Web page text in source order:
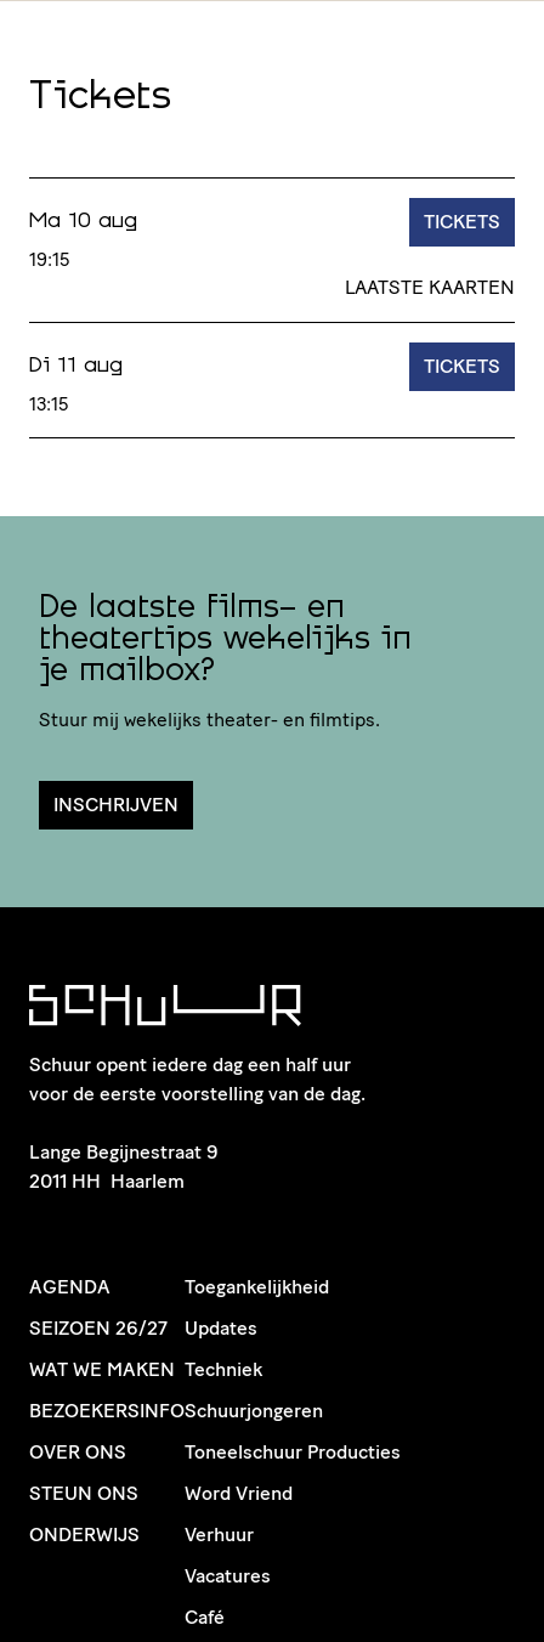
Tickets
Ma 10 aug
19:15
LAATSTE KAARTEN
TICKETS
Di 11 aug
13:15
TICKETS
De laatste films- en
theatertips wekelijks in
je mailbox?
Stuur mij wekelijks theater- en filmtips.
INSCHRIJVEN
Schuur opent iedere dag een half uur
voor de eerste voorstelling van de dag.
​Lange Begijnestraat 9
2011 HH Haarlem
AGENDA
SEIZOEN 26/27
WAT WE MAKEN
BEZOEKERSINFO
OVER ONS
STEUN ONS
ONDERWIJS
Toegankelijkheid
Updates
Techniek
Schuurjongeren
Toneelschuur Producties
Word Vriend
Verhuur
Vacatures
Café